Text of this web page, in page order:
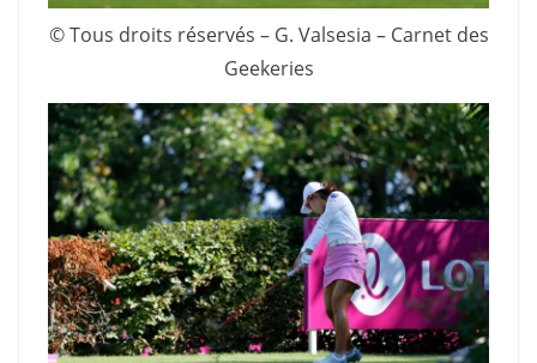
© Tous droits réservés – G. Valsesia – Carnet des
Geekeries